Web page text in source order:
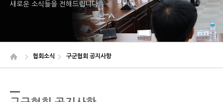
새로운 소식들을 전해드립니다
협회소식 구군협회 공지사항